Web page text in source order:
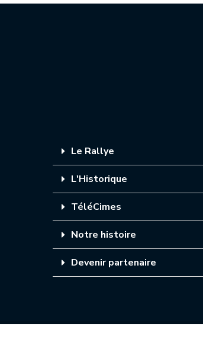
Le Rallye
L'Historique
TéléCimes
Notre histoire
Devenir partenaire